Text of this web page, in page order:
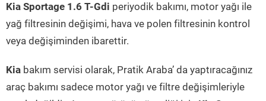
Kia Sportage 1.6 T-Gdi periyodik bakımı, motor yağı ile
yağ filtresinin değişimi, hava ve polen filtresinin kontrol
veya değişiminden ibarettir.
Kia bakım servisi olarak, Pratik Araba’ da yaptıracağınız
araç bakımı sadece motor yağı ve filtre değişimleriyle